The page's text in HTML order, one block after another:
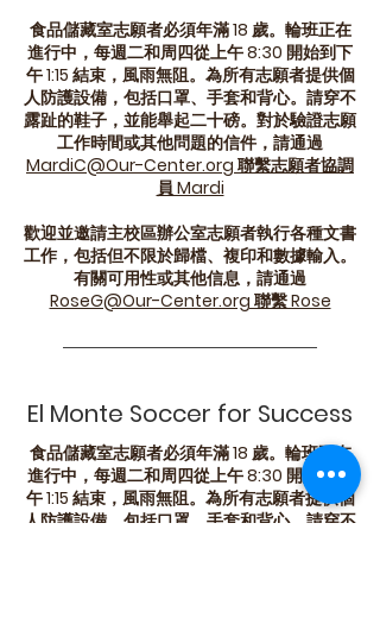
食品儲藏室志願者必須年滿 18 歲。輪班正在
進行中，每週二和周四從上午 8:30 開始到下
午 1:15 結束，風雨無阻。為所有志願者提供個
人防護設備，包括口罩、手套和背心。請穿不
露趾的鞋子，並能舉起二十磅。對於驗證志願
工作時間或其他問題的信件，請通過
MardiC@Our-Center.org 聯繫志願者協調
員 Mardi
歡迎並邀請主校區辦公室志願者執行各種文書
工作，包括但不限於歸檔、複印和數據輸入。
有關可用性或其他信息，請通過
RoseG@Our-Center.org 聯繫 Rose
El Monte Soccer for Success
食品儲藏室志願者必須年滿 18 歲。輪班正在
進行中，每週二和周四從上午 8:30 開始到下
午 1:15 結束，風雨無阻。為所有志願者提供個
人防護設備，包括口罩、手套和背心。請穿不